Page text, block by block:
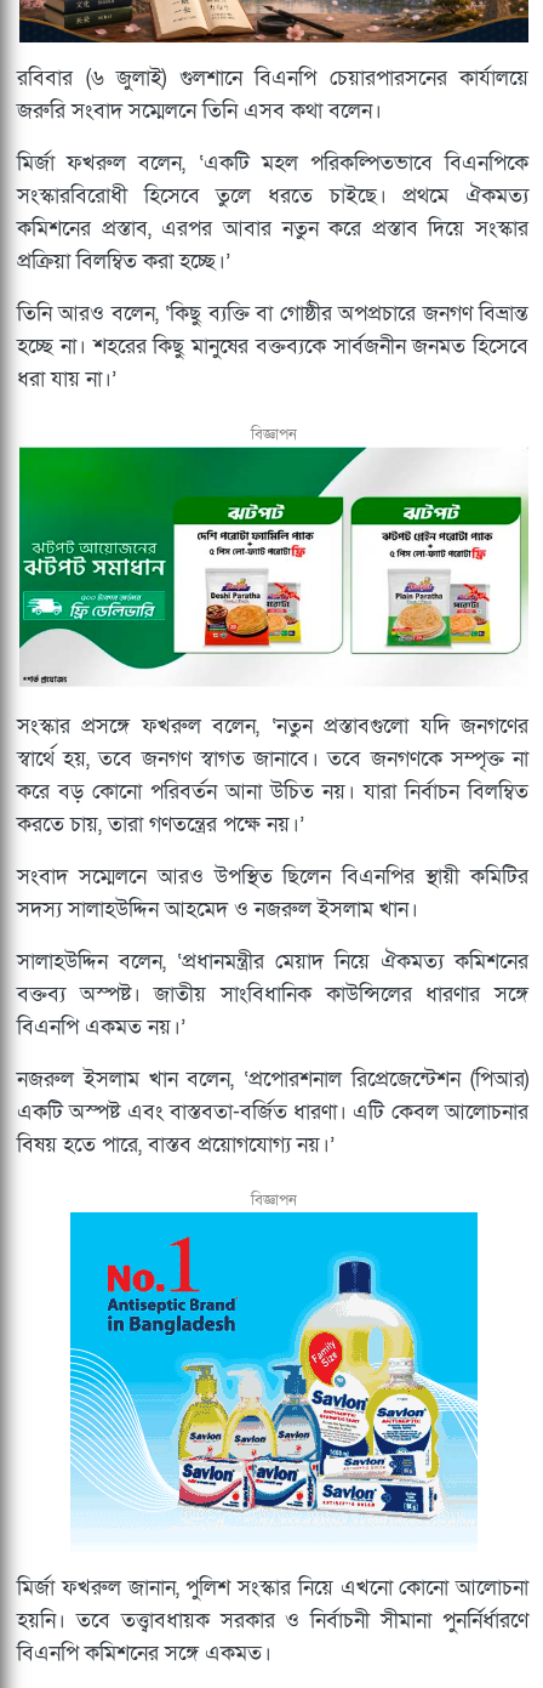
রবিবার (৬ জুলাই) গুলশানে বিএনপি চেয়ারপারসনের কার্যালয়ে
জরুরি সংবাদ সম্মেলনে তিনি এসব কথা বলেন।
মির্জা ফখরুল বলেন, ‘একটি মহল পরিকল্পিতভাবে বিএনপিকে
সংস্কারবিরোধী হিসেবে তুলে ধরতে চাইছে। প্রথমে ঐকমত্য
কমিশনের প্রস্তাব, এরপর আবার নতুন করে প্রস্তাব দিয়ে সংস্কার
প্রক্রিয়া বিলম্বিত করা হচ্ছে।’
তিনি আরও বলেন, ‘কিছু ব্যক্তি বা গোষ্ঠীর অপপ্রচারে জনগণ বিভ্রান্ত
হচ্ছে না। শহরের কিছু মানুষের বক্তব্যকে সার্বজনীন জনমত হিসেবে
ধরা যায় না।’
বিজ্ঞাপন
সংস্কার প্রসঙ্গে ফখরুল বলেন, ‘নতুন প্রস্তাবগুলো যদি জনগণের
স্বার্থে হয়, তবে জনগণ স্বাগত জানাবে। তবে জনগণকে সম্পৃক্ত না
করে বড় কোনো পরিবর্তন আনা উচিত নয়। যারা নির্বাচন বিলম্বিত
করতে চায়, তারা গণতন্ত্রের পক্ষে নয়।’
সংবাদ সম্মেলনে আরও উপস্থিত ছিলেন বিএনপির স্থায়ী কমিটির
সদস্য সালাহউদ্দিন আহমেদ ও নজরুল ইসলাম খান।
সালাহউদ্দিন বলেন, ‘প্রধানমন্ত্রীর মেয়াদ নিয়ে ঐকমত্য কমিশনের
বক্তব্য অস্পষ্ট। জাতীয় সাংবিধানিক কাউন্সিলের ধারণার সঙ্গে
বিএনপি একমত নয়।’
নজরুল ইসলাম খান বলেন, ‘প্রপোরশনাল রিপ্রেজেন্টেশন (পিআর)
একটি অস্পষ্ট এবং বাস্তবতা-বর্জিত ধারণা। এটি কেবল আলোচনার
বিষয় হতে পারে, বাস্তব প্রয়োগযোগ্য নয়।’
বিজ্ঞাপন
মির্জা ফখরুল জানান, পুলিশ সংস্কার নিয়ে এখনো কোনো আলোচনা
হয়নি। তবে তত্ত্বাবধায়ক সরকার ও নির্বাচনী সীমানা পুনর্নির্ধারণে
বিএনপি কমিশনের সঙ্গে একমত।